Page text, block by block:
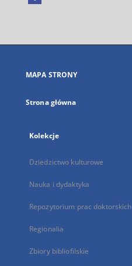
się
karcie
MAPA STRONY
Strona główna
Kolekcje
Dziedzictwo kulturowe
Nauka i dydaktyka
Repozytorium prac doktorskich
Regionalia
Zbiory bibliofilskie